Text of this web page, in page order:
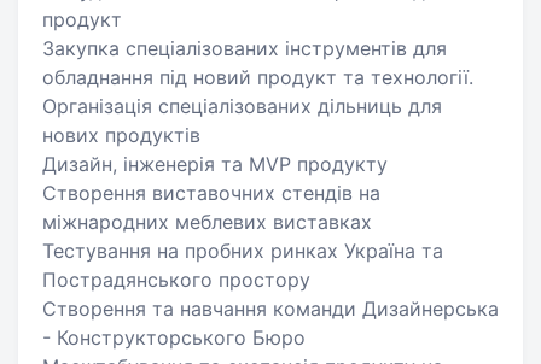
продукт
Закупка спеціалізованих інструментів для
обладнання під новий продукт та технології.
Організація спеціалізованих дільниць для
нових продуктів
Дизайн, інженерія та MVP продукту
Створення виставочних стендів на
міжнародних меблевих виставках
Тестування на пробних ринках Україна та
Пострадянського простору
Створення та навчання команди Дизайнерська
- Конструкторського Бюро